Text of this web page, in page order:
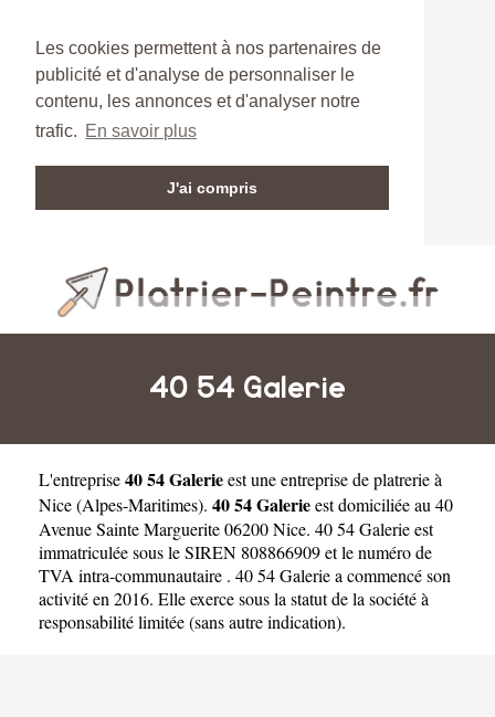
Les cookies permettent à nos partenaires de
publicité et d'analyse de personnaliser le
contenu, les annonces et d'analyser notre
trafic. En savoir plus
J'ai compris
40 54 Galerie
L'entreprise40 54 Galerieest uneentreprise de platrerie à
Nice(Alpes-Maritimes). 40 54 Galerieest domiciliée au 40
Avenue Sainte Marguerite 06200 Nice. 40 54 Galerie est
immatriculée sous le SIREN 808866909 et le numéro de
TVA intra-communautaire . 40 54 Galerie a commencé son
activité en 2016. Elle exerce sous la statut de la société à
responsabilité limitée (sans autre indication).